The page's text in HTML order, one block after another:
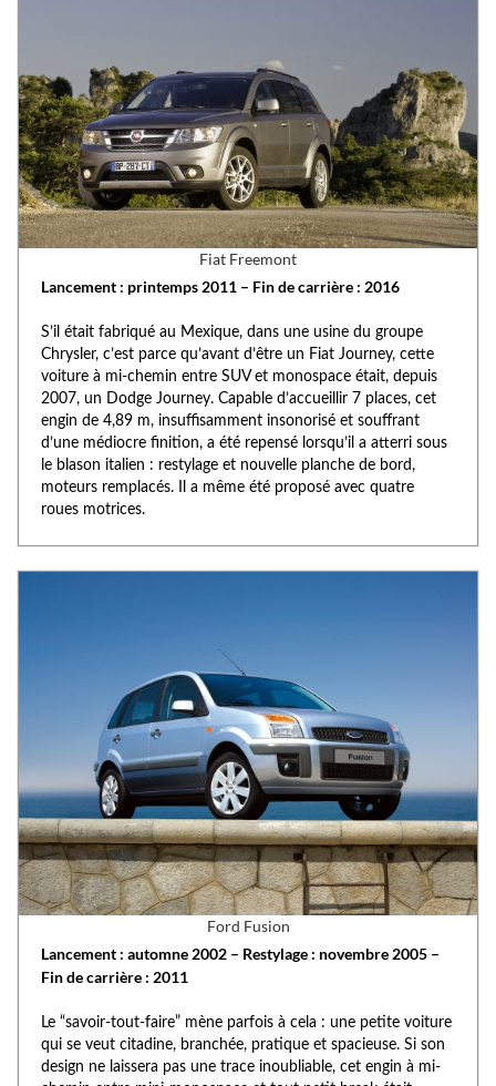
Fiat Freemont
Lancement : printemps 2011 – Fin de carrière : 2016
S’il était fabriqué au Mexique, dans une usine du groupe
Chrysler, c’est parce qu’avant d’être un Fiat Journey, cette
voiture à mi-chemin entre SUV et monospace était, depuis
2007, un Dodge Journey. Capable d’accueillir 7 places, cet
engin de 4,89 m, insuffisamment insonorisé et souffrant
d’une médiocre finition, a été repensé lorsqu’il a atterri sous
le blason italien : restylage et nouvelle planche de bord,
moteurs remplacés. Il a même été proposé avec quatre
roues motrices.
Ford Fusion
Lancement : automne 2002 – Restylage : novembre 2005 –
Fin de carrière : 2011
Le “savoir-tout-faire” mène parfois à cela : une petite voiture
qui se veut citadine, branchée, pratique et spacieuse. Si son
design ne laissera pas une trace inoubliable, cet engin à mi-